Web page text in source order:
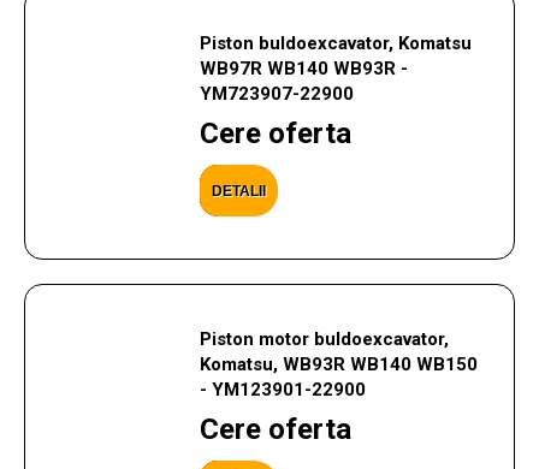
Piston buldoexcavator, Komatsu
WB97R WB140 WB93R -
YM723907-22900
Cere oferta
DETALII
Piston motor buldoexcavator,
Komatsu, WB93R WB140 WB150
- YM123901-22900
Cere oferta